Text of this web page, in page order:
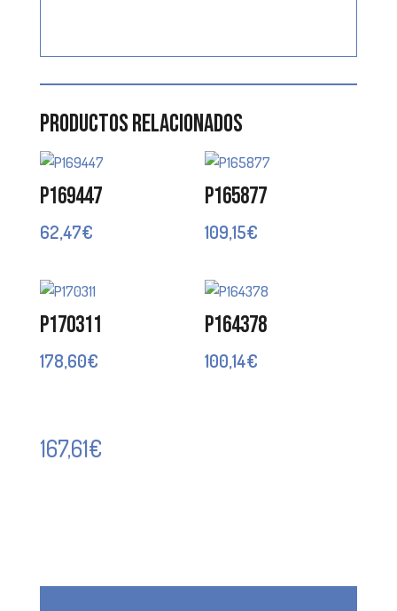
Productos relacionados
P169447
62,47€
P165877
109,15€
P170311
178,60€
P164378
100,14€
167,61€